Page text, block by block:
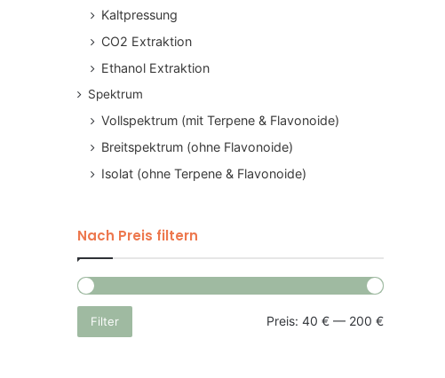
Kaltpressung
CO2 Extraktion
Ethanol Extraktion
Spektrum
Vollspektrum (mit Terpene & Flavonoide)
Breitspektrum (ohne Flavonoide)
Isolat (ohne Terpene & Flavonoide)
Nach Preis filtern
Min.
Max.
Filter Preis: 40 €— 200 €